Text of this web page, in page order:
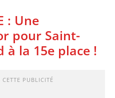
: Une
pour Saint-
à la 15e place !
CETTE PUBLICITÉ